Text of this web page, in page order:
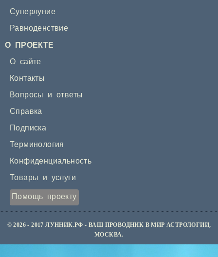
Суперлуние
Равноденствие
О ПРОЕКТЕ
О сайте
Контакты
Вопросы и ответы
Справка
Подписка
Терминология
Конфиденциальность
Товары и услуги
Помощь проекту
© 2026 - 2017 ЛУННИК.РФ - ВАШ ПРОВОДНИК В МИР АСТРОЛОГИИ,
МОСКВА.